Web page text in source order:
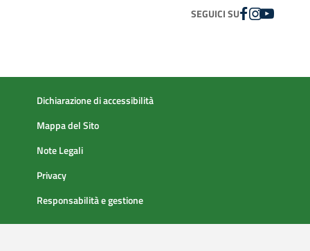
SEGUICI SUFACEBOOK
INSTAGRAM
YOUTUBE
Dichiarazione di accessibilità
Mappa del Sito
Note Legali
Privacy
Responsabilità e gestione